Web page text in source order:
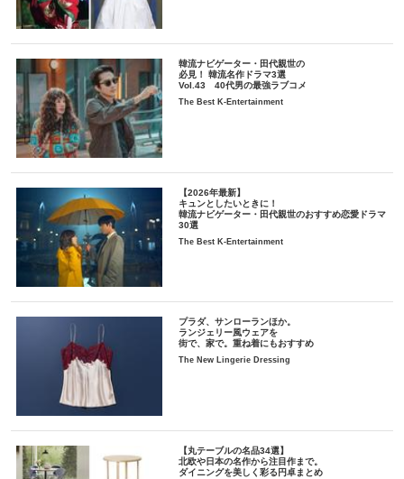
韓流ナビゲーター・田代親世の
必見！ 韓流名作ドラマ3選
Vol.43 40代男の最強ラブコメ
The Best K-Entertainment
【2026年最新】
キュンとしたいときに！
韓流ナビゲーター・田代親世のおすすめ恋愛ドラマ
30選
The Best K-Entertainment
プラダ、サンローランほか。
ランジェリー風ウェアを
街で、家で。重ね着にもおすすめ
The New Lingerie Dressing
【丸テーブルの名品34選】
北欧や日本の名作から注目作まで。
ダイニングを美しく彩る円卓まとめ